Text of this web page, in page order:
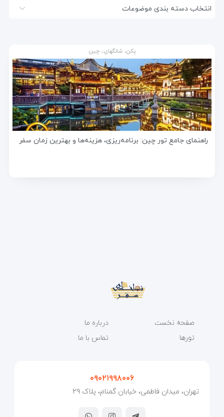
انتخاب دسته بندی موضوعات
پکن، شانگهای، چین
راهنمای جامع تور چین: برنامه‌ریزی، هزینه‌ها و بهترین زمان سفر
صفحه نخست
تورها
درباره ما
تماس با ما
۰۹۰۲۱۹۹۸۰۰۶
تهران، میدان فاطمی، خیابان گمنام، پلاک ۲۹